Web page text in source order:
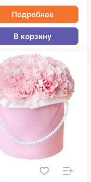
Подробнее
В корзину